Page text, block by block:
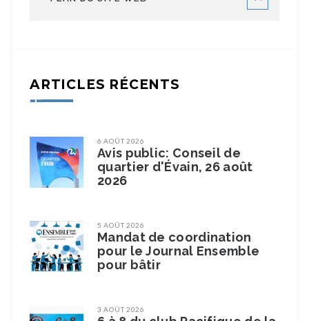
ARTICLES RÉCENTS
6 AOÛT 2026
Avis public: Conseil de
quartier d'Évain, 26 août
2026
5 AOÛT 2026
Mandat de coordination
pour le Journal Ensemble
pour bâtir
3 AOÛT 2026